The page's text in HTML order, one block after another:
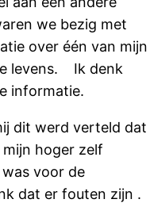
we bezig met
over één van mijn
levens. Ik denk
informatie.
dit werd verteld dat
hoger zelf
voor de
dat er fouten zijn .